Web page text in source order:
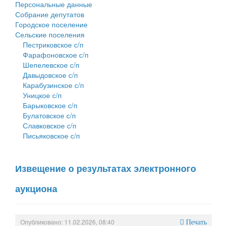
Персональные данные
Собрание депутатов
Городское поселение
Сельские поселения
Пестриковское с/п
Фарафоновское с/п
Шепелевское с/п
Давыдовское с/п
Карабузинское с/п
Уницкое с/п
Барыковское с/п
Булатовское с/п
Славковское с/п
Письяковское с/п
Извещение о результатах электронного
аукциона
Опубликовано: 11.02.2026, 08:40 Печать